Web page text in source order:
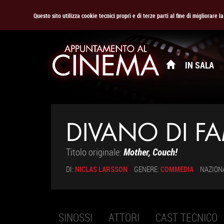
Questo sito utilizza cookie tecnici propri e di terze parti al fine di migliorare
IN SALA
DIVANO DI
Titolo originale: Mother, Couch!
DI: NICLAS LARSSON GENERE: COMMEDIA
SINOSSI ATTORI CAST TECNICO